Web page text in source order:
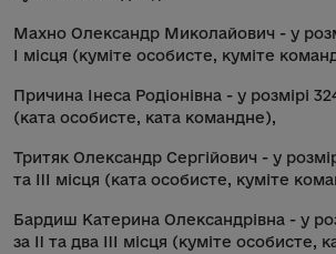
Махно Олександр Миколайович - у
I місця (куміте особисте, куміте
Причина Інеса Родіонівна - у розмірі
(ката особисте, ката командне),
Тритяк Олександр Сергійович - у
та III місця (ката особисте, куміте
Бардиш Катерина Олександрівна - у
за II та два III місця (куміте особисте,